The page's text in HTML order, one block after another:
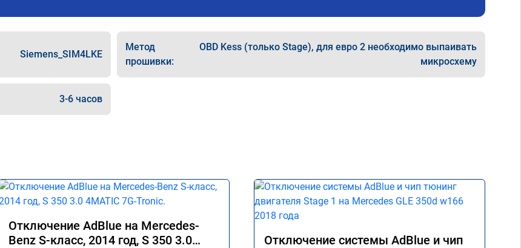
Siemens_SIM4LKE
Метод
прошивки:
OBD Kess (только Stage), для евро 2 необходимо выпаивать
микросхему
3-6 часов
Отключение AdBlue на Mercedes-
Benz S-класс, 2014 год, S 350 3.0
Отключение системы AdBlue и чип